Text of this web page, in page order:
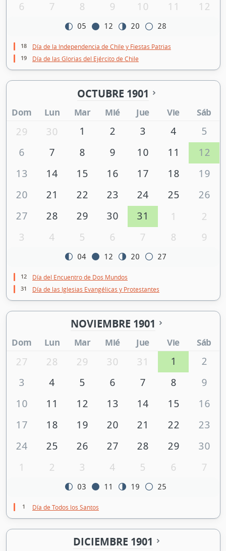
6
7 8 9 10 11 12
05 12 20 28
18 Día de la Independencia de Chile y Fiestas Patrias
19 Día de las Glorias del Ejército de Chile
OCTUBRE 1901
Dom Lun Mar Mié Jue Vie Sáb
29 30 1 2 3 4
5
6
7 8 9 10 11
12
13
14 15 16 17 18
19
20
21 22 23 24 25
26
27
28 29 30 31 1
2
3
4 5 6 7 8 9
04 12 20 27
12 Día del Encuentro de Dos Mundos
31 Día de las Iglesias Evangélicas y Protestantes
NOVIEMBRE 1901
Dom Lun Mar Mié Jue Vie Sáb
27 28 29 30 31 1
2
3
4 5 6 7 8
9
10
11 12 13 14 15
16
17
18 19 20 21 22
23
24
25 26 27 28 29
30
1
2 3 4 5 6 7
03 11 19 25
1 Día de Todos los Santos
DICIEMBRE 1901